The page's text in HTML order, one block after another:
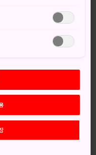
할 수 있습니다. 본당은
간을 알리는 커다란
림